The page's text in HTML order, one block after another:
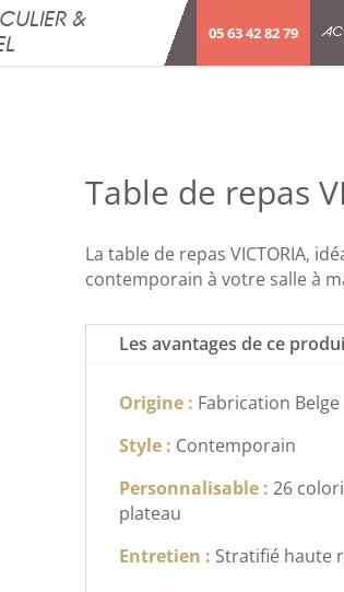
&
05 63 42 82 79
Table de repas
La table de repas VICTORIA,
contemporain à votre salle à
Les avantages de ce
Origine : Fabrication Belge
Style : Contemporain
Personnalisable : 26
plateau
Entretien : Stratifié haute